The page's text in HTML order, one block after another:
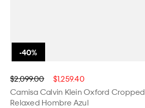
$2,099.00 $1,259.40
Camisa Calvin Klein Oxford Cropped
Relaxed Hombre Azul